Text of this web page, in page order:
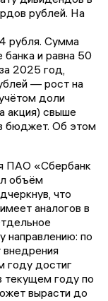
рублей. На
рубля. Сумма
и равна 50
2025 год,
— рост на
доли
акция) свыше
бюджет. Об этом
ПАО «Сбербанк
объём
что
аналогов в
направлению: по
внедрения
году достиг
текущем году по
вырасти до